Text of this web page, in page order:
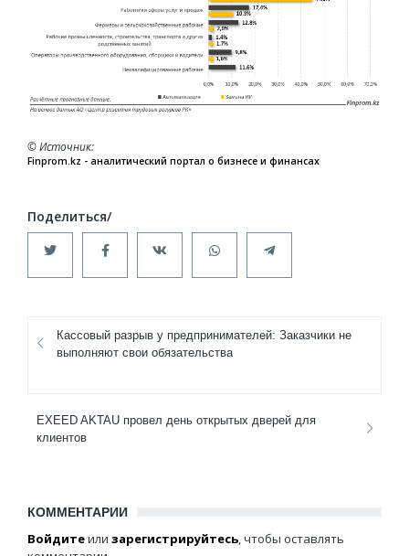
© Источник
Finprom.kz - аналитический портал о бизнесе и финансах
Кассовый разрыв у предпринимателей: Заказчики не
выполняют свои обязательства
EXEED AKTAU провел день открытых дверей для
клиентов
КОММЕНТАРИИ
Войдитеили зарегистрируйтесь, чтобы оставлять